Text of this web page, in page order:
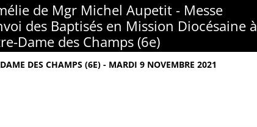
de Mgr Michel Aupetit - Messe
des Baptisés en Mission Diocésaine à
Dame des Champs (6e)
DES CHAMPS (6E) - MARDI 9 NOVEMBRE 2021